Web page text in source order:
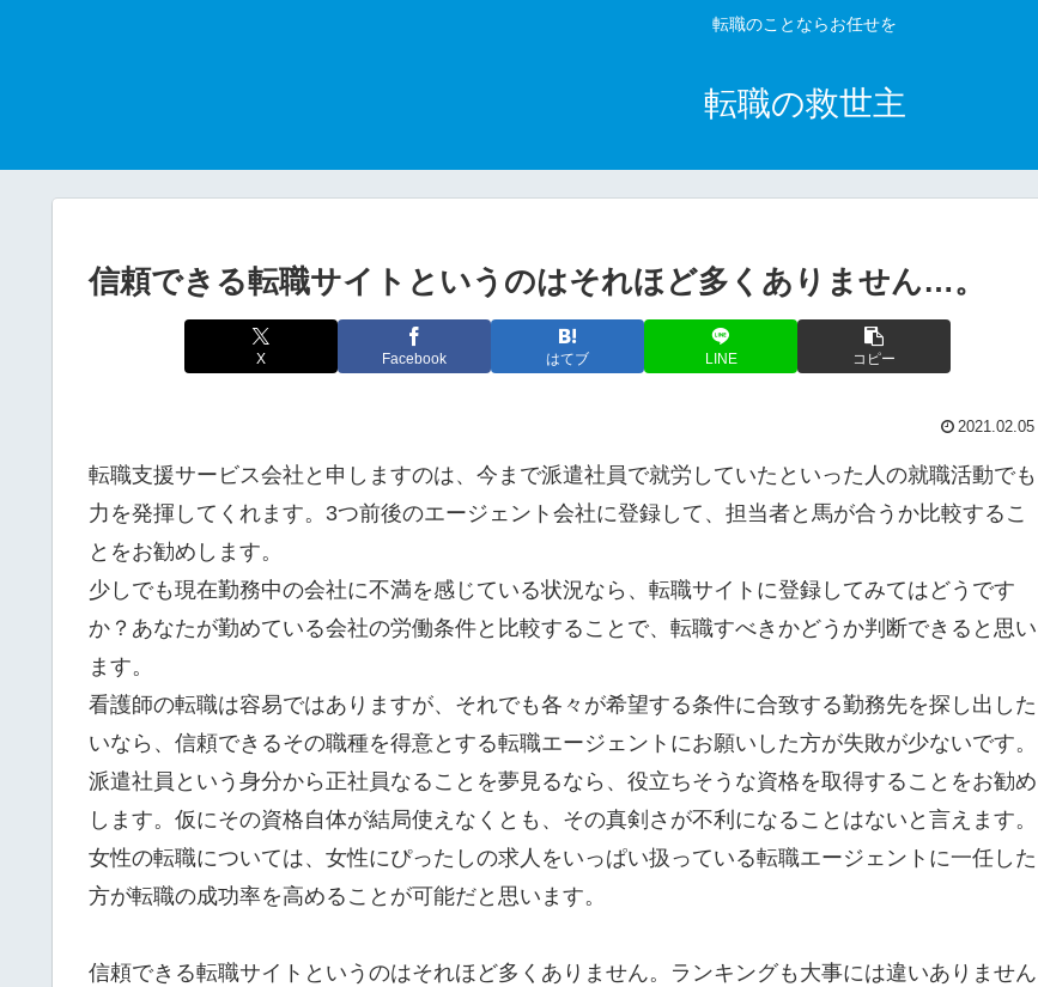
転職のことならお任せを
転職の救世主
信頼できる転職サイトというのはそれほど多くありません…。
X Facebook はてブ LINE コピー
2021.02.05
転職支援サービス会社と申しますのは、今まで派遣社員で就労していたといった人の就職活動でも
力を発揮してくれます。3つ前後のエージェント会社に登録して、担当者と馬が合うか比較するこ
とをお勧めします。
少しでも現在勤務中の会社に不満を感じている状況なら、転職サイトに登録してみてはどうです
か？あなたが勤めている会社の労働条件と比較することで、転職すべきかどうか判断できると思い
ます。
看護師の転職は容易ではありますが、それでも各々が希望する条件に合致する勤務先を探し出した
いなら、信頼できるその職種を得意とする転職エージェントにお願いした方が失敗が少ないです。
派遣社員という身分から正社員なることを夢見るなら、役立ちそうな資格を取得することをお勧め
します。仮にその資格自体が結局使えなくとも、その真剣さが不利になることはないと言えます。
女性の転職については、女性にぴったしの求人をいっぱい扱っている転職エージェントに一任した
方が転職の成功率を高めることが可能だと思います。
信頼できる転職サイトというのはそれほど多くありません。ランキングも大事には違いありません